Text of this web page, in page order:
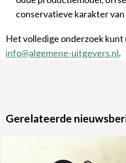
conservatieve karakter
Het volledige onderzoek kunt
info@algemene-uitgevers.nl.
Gerelateerde